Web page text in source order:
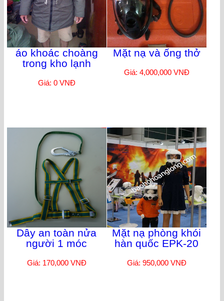
áo khoác choàng
trong kho lạnh
Giá: 0 VNĐ
Mặt nạ và ống thở
Giá: 4,000,000 VNĐ
Dây an toàn nửa
người 1 móc
Giá: 170,000 VNĐ
Mặt nạ phòng khói
hàn quốc EPK-20
Giá: 950,000 VNĐ